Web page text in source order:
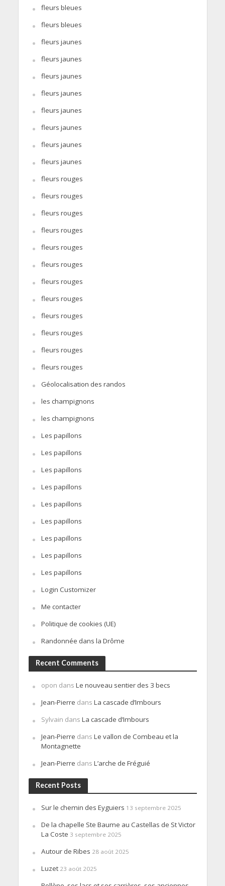
fleurs bleues
fleurs bleues
fleurs jaunes
fleurs jaunes
fleurs jaunes
fleurs jaunes
fleurs jaunes
fleurs jaunes
fleurs jaunes
fleurs jaunes
fleurs rouges
fleurs rouges
fleurs rouges
fleurs rouges
fleurs rouges
fleurs rouges
fleurs rouges
fleurs rouges
fleurs rouges
fleurs rouges
fleurs rouges
fleurs rouges
Géolocalisation des randos
les champignons
les champignons
Les papillons
Les papillons
Les papillons
Les papillons
Les papillons
Les papillons
Les papillons
Les papillons
Les papillons
Login Customizer
Me contacter
Politique de cookies (UE)
Randonnée dans la Drôme
Recent Comments
opon dans Le nouveau sentier des 3 becs
Jean-Pierre dans La cascade d’Imbours
Sylvain dans La cascade d’Imbours
Jean-Pierre dans Le vallon de Combeau et la
Montagnette
Jean-Pierre dans L’arche de Fréguié
Recent Posts
Sur le chemin des Eyguiers 13 septembre 2025
De la chapelle Ste Baume au Castellas de St Victor
La Coste 3 septembre 2025
Autour de Ribes 28 août 2025
Luzet 23 août 2025